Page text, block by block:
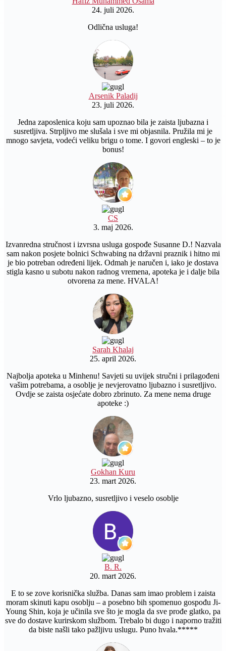
24. juli 2026.
Odlična usluga!
Arsenik Paladij
23. juli 2026.
Jedna zaposlenica koju sam upoznao bila je zaista ljubazna i
susretljiva. Strpljivo me slušala i sve mi objasnila. Pružila mi je
mnogo savjeta, vodeći veliku brigu o tome. I govori engleski – to je
bonus!
CS
3. maj 2026.
Izvanredna stručnost i izvrsna usluga gospođe Susanne D.! Nazvala
sam nakon posjete bolnici Schwabing na državni praznik i hitno mi
je bio potreban određeni lijek. Odmah je naručen i, iako je dostava
stigla kasno u subotu nakon radnog vremena, apoteka je i dalje bila
otvorena za mene. HVALA!
Sarah Khalaj
25. april 2026.
Najbolja apoteka u Minhenu! Savjeti su uvijek stručni i prilagođeni
vašim potrebama, a osoblje je nevjerovatno ljubazno i susretljivo.
Ovdje se zaista osjećate dobro zbrinuto. Za mene nema druge
apoteke :)
Gokhan Kuru
23. mart 2026.
Vrlo ljubazno, susretljivo i veselo osoblje
B. R.
20. mart 2026.
E to se zove korisnička služba. Danas sam imao problem i zaista
moram skinuti kapu osoblju – a posebno bih spomenuo gospođu Ji-
Young Shin, koja je učinila sve što je mogla da sve prođe glatko, pa
sve do dostave kurirskom službom. Trebalo bi dugo i naporno tražiti
da biste našli tako pažljivu uslugu. Puno hvala.*****